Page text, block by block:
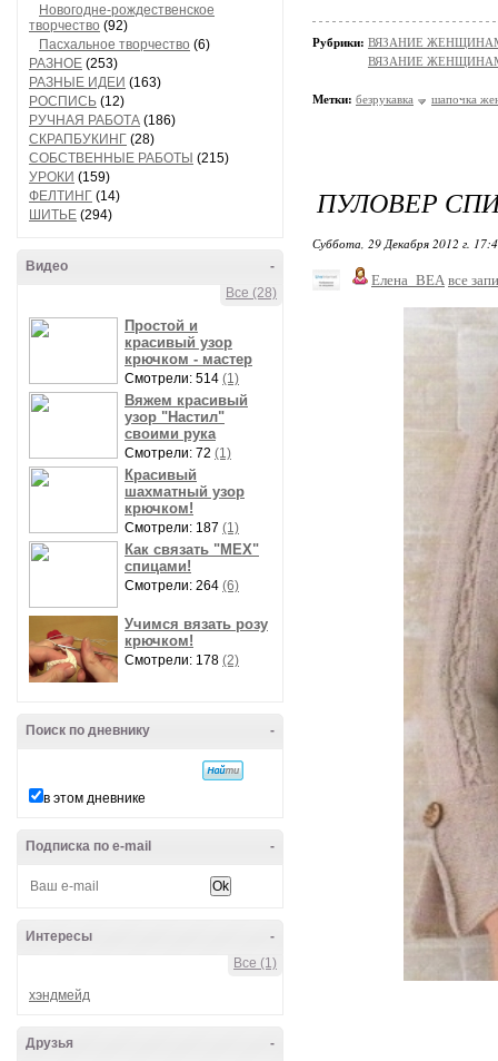
Новогодне-рождественское
творчество (92)
Пасхальное творчество (6)
РАЗНОЕ (253)
РАЗНЫЕ ИДЕИ (163)
РОСПИСЬ (12)
РУЧНАЯ РАБОТА (186)
СКРАПБУКИНГ (28)
СОБСТВЕННЫЕ РАБОТЫ (215)
УРОКИ (159)
ФЕЛТИНГ (14)
ШИТЬЕ (294)
-
Видео
Все (28)
Простой и
красивый узор
крючком - мастер
Смотрели: 514 (1)
Вяжем красивый
узор "Настил"
своими рука
Смотрели: 72 (1)
Красивый
шахматный узор
крючком!
Смотрели: 187 (1)
Как связать "МЕХ"
спицами!
Смотрели: 264 (6)
Учимся вязать розу
крючком!
Смотрели: 178 (2)
-
Поиск по дневнику
в этом дневнике
-
Подписка по e-mail
-
Интересы
Все (1)
хэндмейд
-
Друзья
Рубрики: ВЯЗАНИЕ ЖЕНЩИНАМ/
ВЯЗАНИЕ ЖЕНЩИНАМ/
Метки: безрукавка шапочка
ПУЛОВЕР
Суббота, 29 Декабря 2012 г.
Елена_ВЕА все